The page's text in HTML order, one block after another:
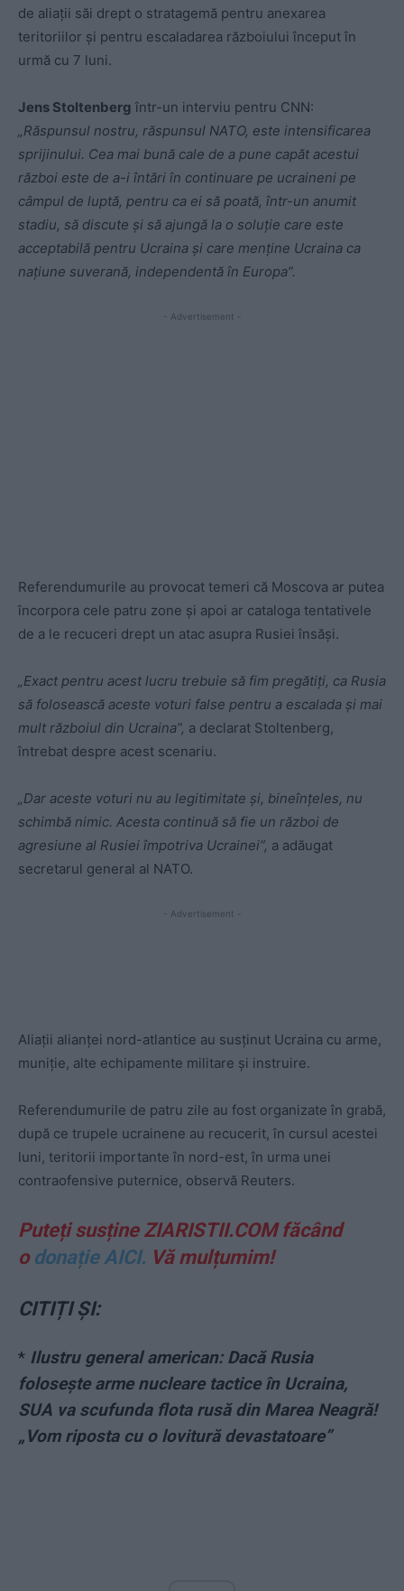
de aliaţii săi drept o stratagemă pentru anexarea
teritoriilor şi pentru escaladarea războiului început în
urmă cu 7 luni.
Jens Stoltenberg într-un interviu pentru CNN:
„Răspunsul nostru, răspunsul NATO, este intensificarea
sprijinului. Cea mai bună cale de a pune capăt acestui
război este de a-i întări în continuare pe ucraineni pe
câmpul de luptă, pentru ca ei să poată, într-un anumit
stadiu, să discute şi să ajungă la o soluţie care este
acceptabilă pentru Ucraina şi care menţine Ucraina ca
naţiune suverană, independentă în Europa”.
- Advertisement -
Referendumurile au provocat temeri că Moscova ar putea
încorpora cele patru zone şi apoi ar cataloga tentativele
de a le recuceri drept un atac asupra Rusiei însăşi.
„Exact pentru acest lucru trebuie să fim pregătiţi, ca Rusia
să folosească aceste voturi false pentru a escalada şi mai
mult războiul din Ucraina”, a declarat Stoltenberg,
întrebat despre acest scenariu.
„Dar aceste voturi nu au legitimitate şi, bineînţeles, nu
schimbă nimic. Acesta continuă să fie un război de
agresiune al Rusiei împotriva Ucrainei”, a adăugat
secretarul general al NATO.
- Advertisement -
Aliaţii alianței nord-atlantice au susţinut Ucraina cu arme,
muniţie, alte echipamente militare şi instruire.
Referendumurile de patru zile au fost organizate în grabă,
după ce trupele ucrainene au recucerit, în cursul acestei
luni, teritorii importante în nord-est, în urma unei
contraofensive puternice, observă Reuters.
Puteți susține ZIARISTII.COM făcând
o donație AICI. Vă mulțumim!
CITIȚI ȘI:
* Ilustru general american: Dacă Rusia
folosește arme nucleare tactice în Ucraina,
SUA va scufunda flota rusă din Marea Neagră!
„Vom riposta cu o lovitură devastatoare”